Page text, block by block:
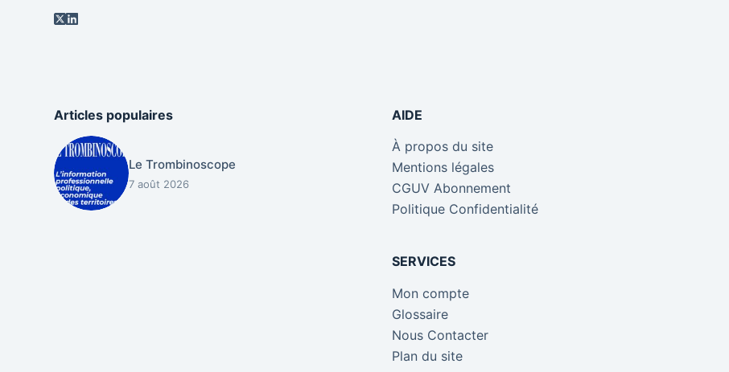
Articles populaires
Le Trombinoscope
7 août 2026
AIDE
À propos du site
Mentions légales
CGUV Abonnement
Politique Confidentialité
SERVICES
Mon compte
Glossaire
Nous Contacter
Plan du site